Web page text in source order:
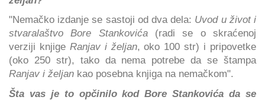
"Nemačko izdanje se sastoji od dva dela: Uvod u život i
stvaralaštvo Bore Stankovića(radi se o skraćenoj
verziji knjige Ranjav i željan, oko 100 str) i pripovetke
(oko 250 str), tako da nema potrebe da se štampa
Ranjav i željan kao posebna knjiga na nemačkom".
Šta vas je to opčinilo kod Bore Stankovića da se